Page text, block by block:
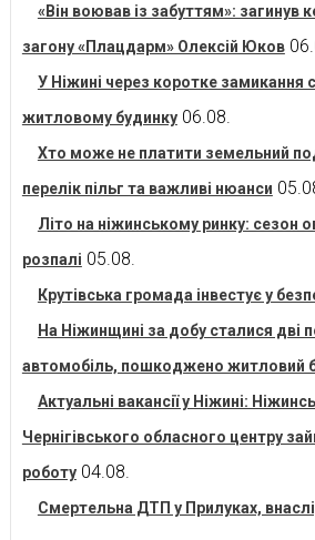
«Він воював із забуттям»: загинув
загону «Плацдарм» Олексій Юков
У Ніжині через коротке замикання
житловому будинку 06.08.
Хто може не платити земельний
перелік пільг та важливі нюанси
Літо на ніжинському ринку: сезон
розпалі 05.08.
Крутівська громада інвестує у
На Ніжинщині за добу сталися дві
автомобіль, пошкоджено житловий
Актуальні вакансії у Ніжині:
Чернігівського обласного центру
роботу 04.08.
Смертельна ДТП у Прилуках,